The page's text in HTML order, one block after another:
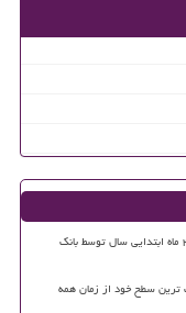
پرداخت بالاتر از ۲۲۰۰ فقره تسهیلات ازدواج و فرزندآوری در ۲ ماه ابتدایی سال توسط بانک
سطح خود از زمان همه